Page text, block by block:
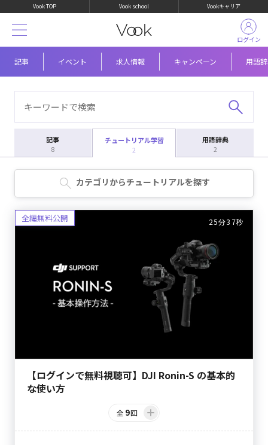
Vook TOP Vook school Vookキャリア
記事 イベント 求人情報 キャンペーン 用語
ログイン
記事
8
チュートリアル学習
2
用語辞典
2
カテゴリからチュートリアルを探す
25分37秒
【ログインで無料視聴可】DJI Ronin-S の基本的
な使い方
全 9回